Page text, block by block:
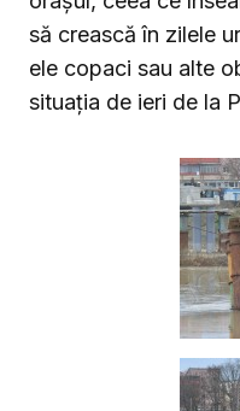
să crească în zilele
ele copaci sau alte
situaţia de ieri de la